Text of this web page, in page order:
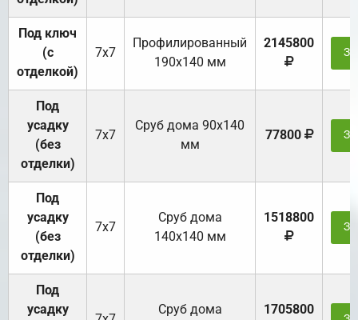
Под ключ
(с
отделкой)
7х7
Профилированный
190х140 мм
2145800
Под
усадку
(без
отделки)
7х7
Cруб дома 90x140
мм
77800
Под
усадку
(без
отделки)
7х7
Cруб дома
140х140 мм
1518800
Под
усадку
Cруб дома 1705800